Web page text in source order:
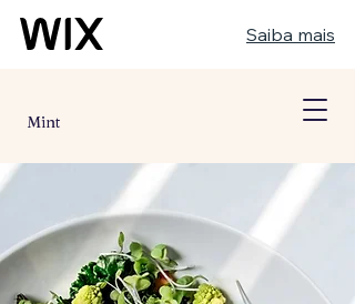
Saiba mais